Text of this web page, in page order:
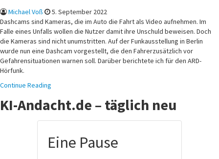
Michael Voß
5. September 2022
Dashcams sind Kameras, die im Auto die Fahrt als Video aufnehmen. Im
Falle eines Unfalls wollen die Nutzer damit ihre Unschuld beweisen. Doch
die Kameras sind nicht unumstritten. Auf der Funkausstellung in Berlin
wurde nun eine Dashcam vorgestellt, die den Fahrerzusätzlich vor
Gefahrensituationen warnen soll. Darüber berichtete ich für den ARD-
Hörfunk.
Continue Reading
KI-Andacht.de – täglich neu